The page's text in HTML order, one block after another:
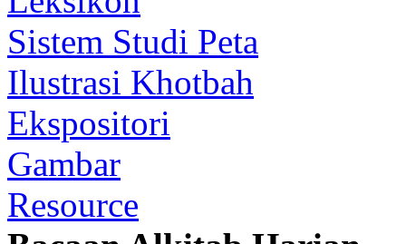
Sistem Studi Peta
Ilustrasi Khotbah
Ekspositori
Gambar
Resource